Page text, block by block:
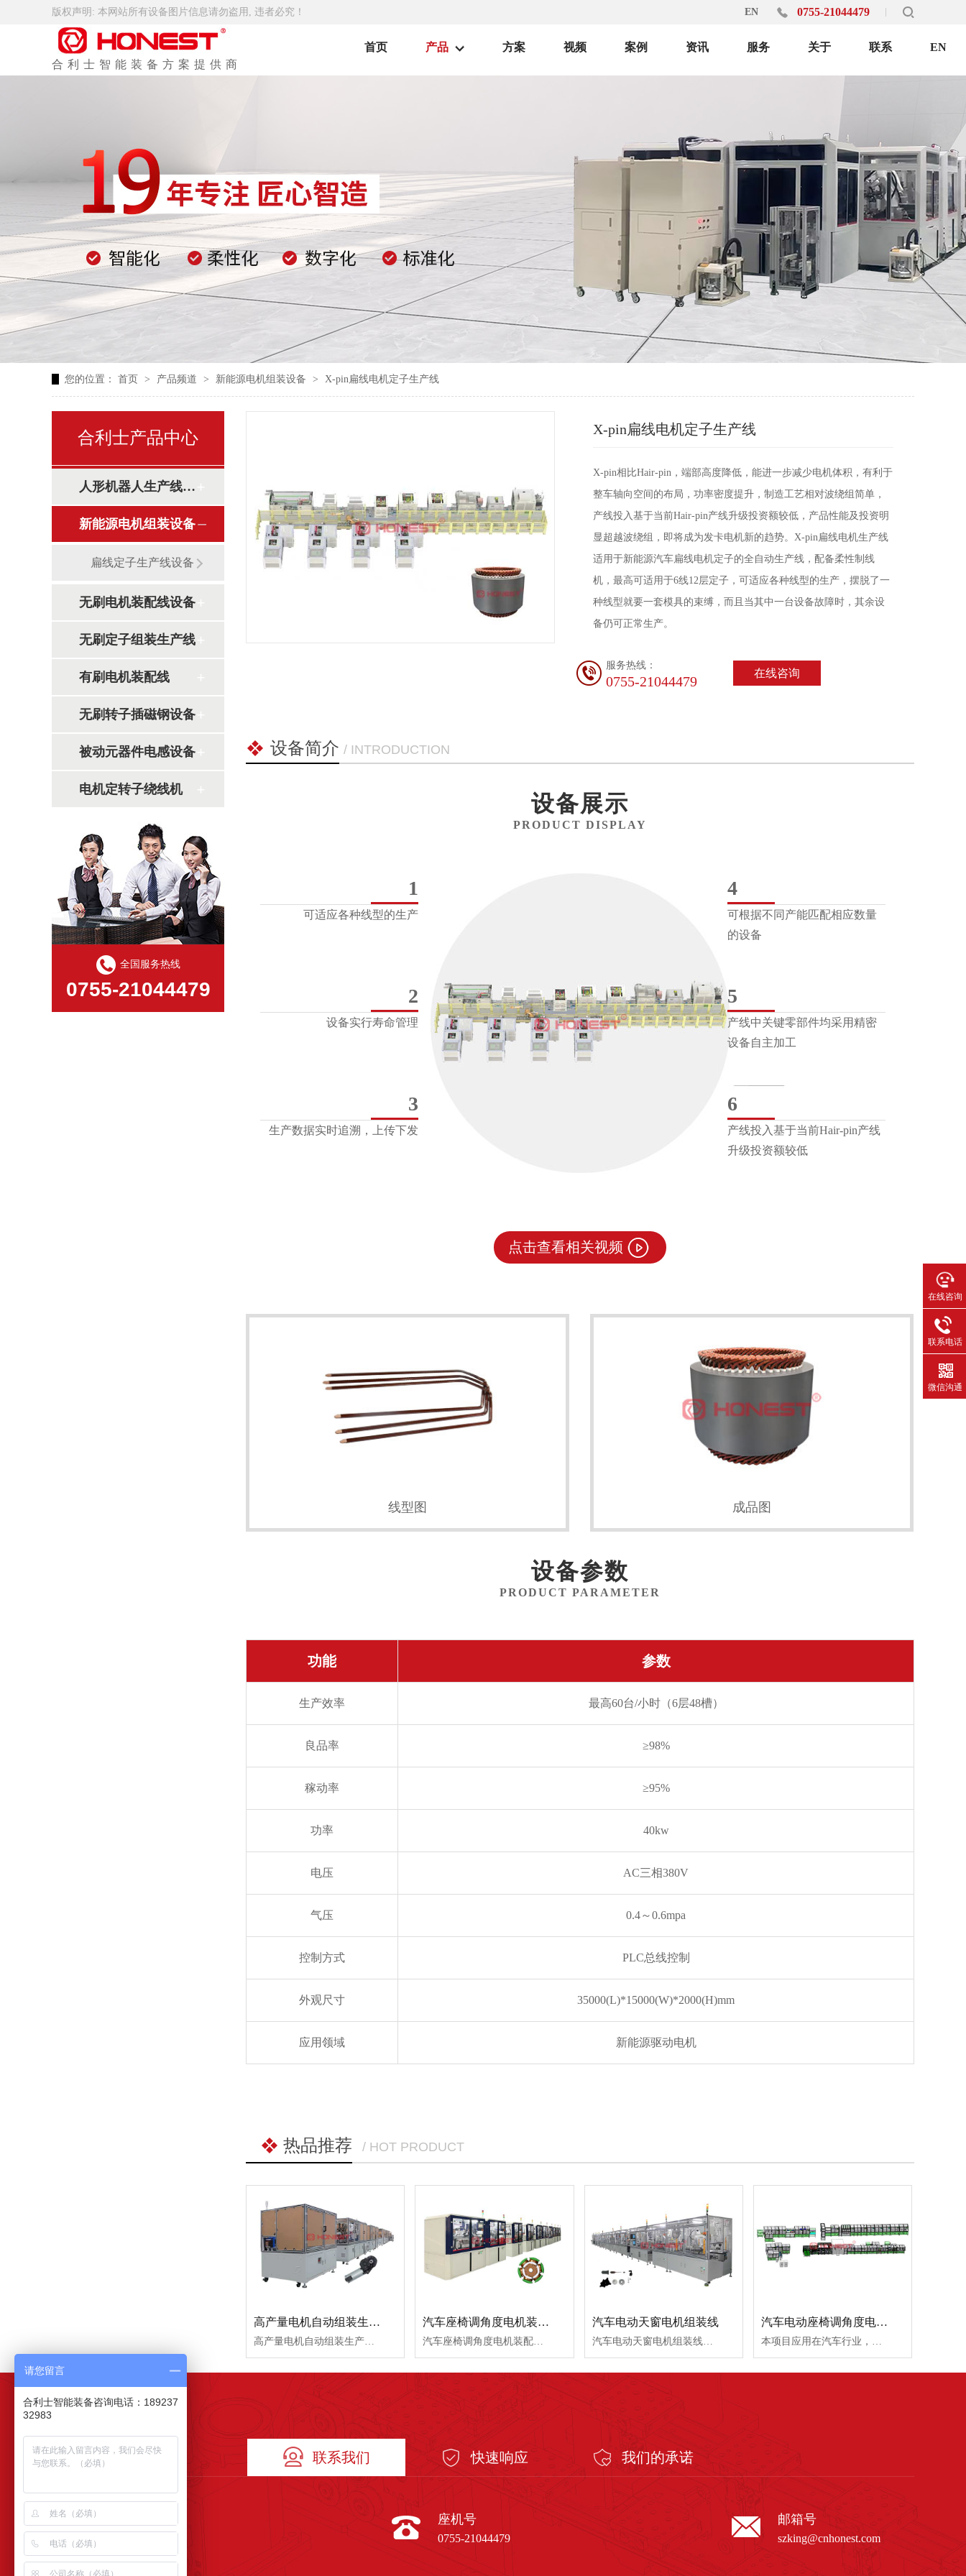
0755-21044479
EN
版权声明: 本网站所有设备图片信息请勿盗用, 违者必究！
首页 产品 方案 视频 案例 资讯 服务 关于 联系
EN
合利士智能装备方案提供商
您的位置： 首页 > 产品频道 > 新能源电机组装设备 > X-pin扁线电机定子生产线
X-pin扁线电机定子生产线
X-pin相比Hair-pin，端部高度降低，能进一步减少电机体积，有利于
整车轴向空间的布局，功率密度提升，制造工艺相对波绕组简单，
产线投入基于当前Hair-pin产线升级投资额较低，产品性能及投资明
显超越波绕组，即将成为发卡电机新的趋势。X-pin扁线电机生产线
适用于新能源汽车扁线电机定子的全自动生产线，配备柔性制线
机，最高可适用于6线12层定子，可适应各种线型的生产，摆脱了一
种线型就要一套模具的束缚，而且当其中一台设备故障时，其余设
备仍可正常生产。
服务热线：
0755-21044479
在线咨询
设备简介 / INTRODUCTION
设备展示
PRODUCT DISPLAY
1
可适应各种线型的生产
2
设备实行寿命管理
3
生产数据实时追溯，上传下发
4
可根据不同产能匹配相应数量
的设备
5
产线中关键零部件均采用精密
设备自主加工
6
产线投入基于当前Hair-pin产线
升级投资额较低
点击查看相关视频
线型图 成品图
设备参数
PRODUCT PARAMETER
功能 参数
生产效率 最高60台/小时（6层48槽）
良品率 ≥98%
稼动率 ≥95%
功率 40kw
电压 AC三相380V
气压 0.4～0.6mpa
控制方式 PLC总线控制
外观尺寸 35000(L)*15000(W)*2000(H)mm
应用领域 新能源驱动电机
热品推荐 / HOT PRODUCT
高产量电机自动组装生产线设备 汽车座椅调角度电机装配生产线 汽车电动天窗电机组装线
汽车电动天窗电机组装线的设计初衷为自动设备为主、人工作业为辅，是自动化程度相对较高、产品质量有保证的线体，整线包括组大上料充磁、马达组装、马达磨合测试、磁环蜗杆装配、牙箱组装、齿轮后盖组入、性能测试、激光打标、振动测试等工序的有刷马达与牙箱的自动化生产装配线，为汽车电动天窗电机的生产提供一站式解决方案。
汽车电动座椅调角度电机组装线
合利士产品中心
人形机器人生产线设备
新能源电机组装设备
扁线定子生产线设备
无刷电机装配线设备
无刷定子组装生产线
有刷电机装配线
无刷转子插磁钢设备
被动元器件电感设备
电机定转子绕线机
全国服务热线
0755-21044479
联系我们 快速响应 我们的承诺
座机号
0755-21044479
邮箱号
szking@cnhonest.com
在线咨询
联系电话
微信沟通
请您留言
合利士智能装备咨询电话：189237
32983